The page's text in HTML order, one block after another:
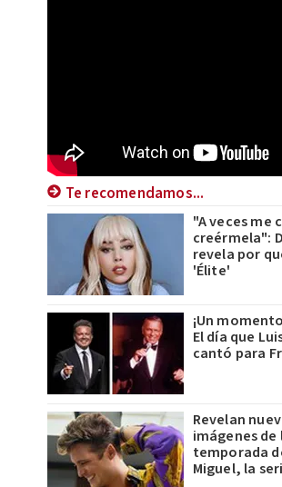
Te recomendamos...
"A veces me
creérmela":
revela por
'Élite'
¡Un
El día que
cantó para
Revelan
imágenes de
temporada
Miguel, la